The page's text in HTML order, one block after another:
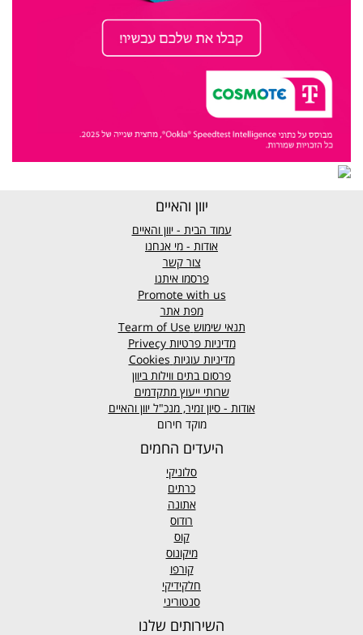
יוון והאיים
עמוד הבית - יוון והאיים
אודות - מי אנחנו
צור קשר
פרסמו איתנו
Promote with us
מפת אתר
תנאי שימוש
מדיניות פרטיות Privecy
מדיניות עוגיות Cookies
פרסום בתים ווילות ביוון
שרותי ייעוץ מתקדמים
אודות - סיון זמיר, מנכ"ל יוון והאיים
מוקד חירום
היעדים החמים
סלוניקי
כרתים
אתונה
רודוס
קוס
מיקונוס
קורפו
חלקידיקי
סנטוריני
השירותים שלנו